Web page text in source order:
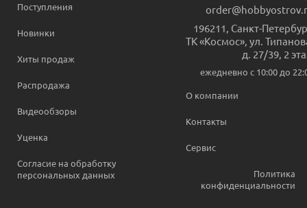
Поступления
Новинки
Хиты продаж
Распродажа
Видеообзоры
Уценка
Согласие на обработку
персональных данных
196211, Санкт-
ТК «Космос», ул.
д. 27/39, 2
ежедневно c 10:00 до
О компании
Контакты
Сервис
Политика
конфиденциальности